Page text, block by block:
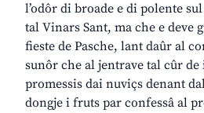
l’odôr di broade e di polente
tal Vinars Sant, ma che e deve
fieste de Pasche, lant daûr al
sunôr che al jentrave tal cûr de
promessis dai nuviçs denant
dongje i fruts par confessâ al